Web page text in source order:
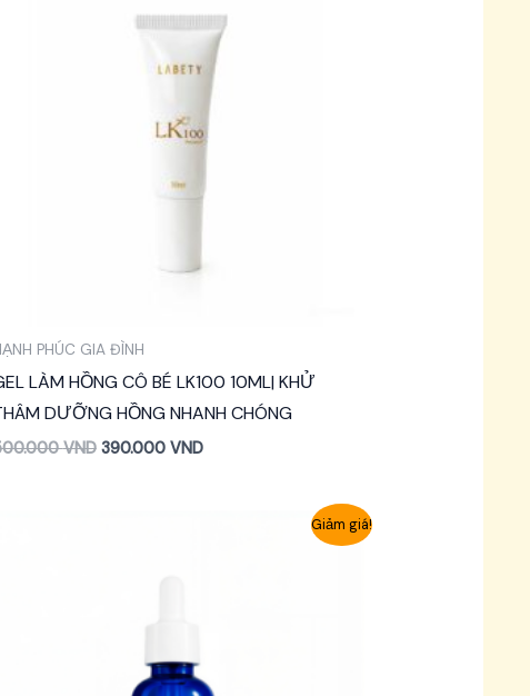
PHÚC GIA ĐÌNH
LÀM HỒNG CÔ BÉ LK100 10ML| KHỬ
DƯỠNG HỒNG NHANH CHÓNG
VND 390.000 VND
Giảm giá!